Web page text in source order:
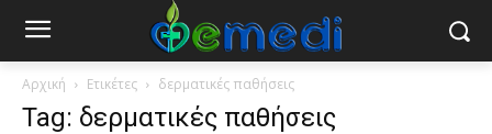
Αρχική Ετικέτες δερματικές παθήσεις
Tag: δερματικές παθήσεις